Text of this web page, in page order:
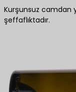
Kurşunsuz camdan
şeffaflıktadır.